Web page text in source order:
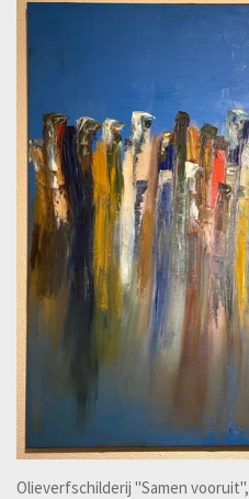
Olieverfschilderij "Samen vooruit",